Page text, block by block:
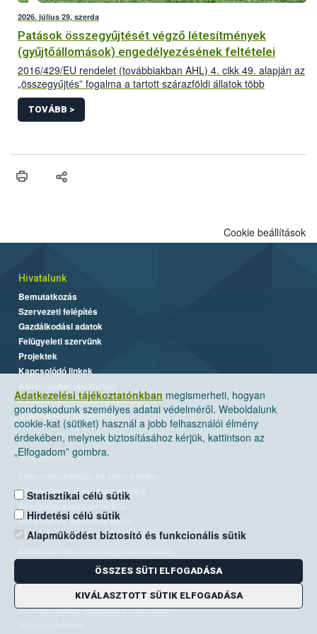
2026. július 29, szerda
Patások összegyűjtését végző létesítmények
(gyűjtőállomások) engedélyezésének feltételei
2016/429/EU rendelet (továbbiakban AHL) 4. cikk 49. alapján az
„összegyűjtés” fogalma a tartott szárazföldi állatok több
létesítményből történő összegyűjtése az adott állatfajra
vonatkozóan előírt minimum tartózkodási időnél rövidebb
időszakra vonatkozik,
TOVÁBB >
Adatkezelési tájékoztatónkban megismerheti, hogyan
gondoskodunk személyes adatai védelméről. Weboldalunk
cookie-kat (sütiket) használ a jobb felhasználói élmény
érdekében, melynek biztosításához kérjük, kattintson az
„Elfogadom” gombra.
Statisztikai célú sütik
Hirdetési célú sütik
Alapműködést biztosító és funkcionális sütik
ÖSSZES SÜTI ELFOGADÁSA
KIVÁLASZTOTT SÜTIK ELFOGADÁSA
Cookie beállítások
Hivatalunk
Bemutatkozás
Szervezeti felépítés
Gazdálkodási adatok
Felügyeleti szervünk
Projektek
Kapcsolódó linkek
Akadálymentességi nyilatkozat
Üzemeltetési információ
Szakterületek
Állategészségügyi diagnosztika
Borászat és alkoholos italok
Élelmiszer- és takarmánybiztonság
Kockázatkezelés
Mezőgazdasági genetikai erőforrások